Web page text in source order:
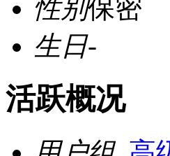
性别保密
生日-
活跃概况